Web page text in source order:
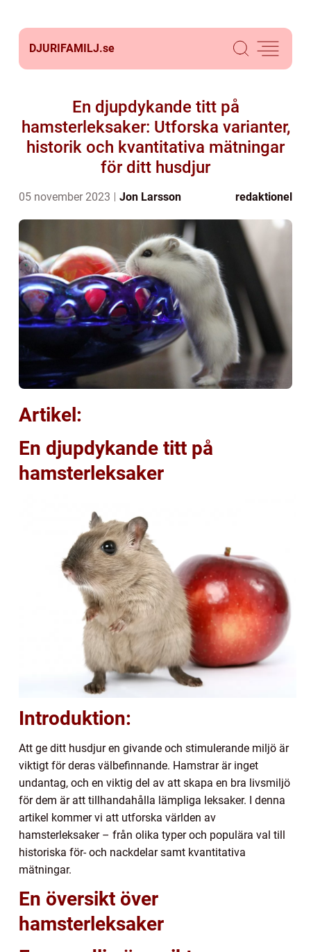
DJURIFAMILJ.se
En djupdykande titt på
hamsterleksaker: Utforska varianter,
historik och kvantitativa mätningar
för ditt husdjur
05 november 2023 Jon Larsson redaktionel
Artikel:
En djupdykande titt på
hamsterleksaker
Introduktion:
Att ge ditt husdjur en givande och stimulerande miljö är
viktigt för deras välbefinnande. Hamstrar är inget
undantag, och en viktig del av att skapa en bra livsmiljö
för dem är att tillhandahålla lämpliga leksaker. I denna
artikel kommer vi att utforska världen av
hamsterleksaker – från olika typer och populära val till
historiska för- och nackdelar samt kvantitativa
mätningar.
En översikt över
hamsterleksaker